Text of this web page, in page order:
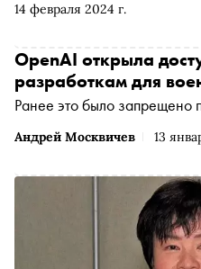
14 февраля 2024 г.
Андрей Москвичев 13
OpenAI открыла
разработкам для
Ранее это было запрещено